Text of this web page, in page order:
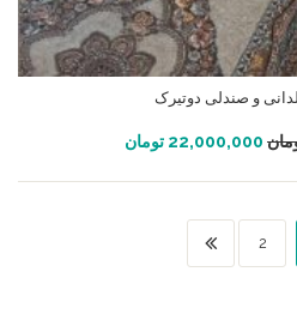
و صندلی دوتیرک
22,000,000 تومان به سبد خرید
2